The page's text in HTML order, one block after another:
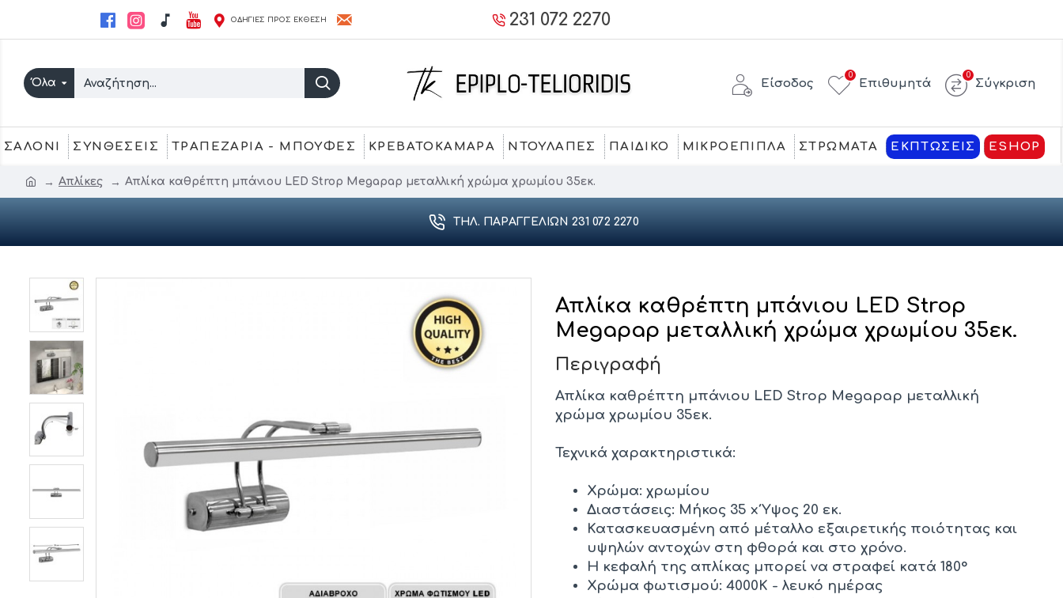
ΟΔΗΓΙΕΣ ΠΡΟΣ ΕΚΘΕΣΗ 231 072 2270
Όλα Είσοδος Επιθυμητά
0
Σύγκριση
0
ΣΑΛΟΝΙ ΣΥΝΘΕΣΕΙΣ ΤΡΑΠΕΖΑΡΙΑ - ΜΠΟΥΦΕΣ ΚΡΕΒΑΤΟΚΑΜΑΡΑ ΝΤΟΥΛΑΠΕΣ ΠΑΙΔΙΚΟ ΜΙΚΡΟΕΠΙΠΛΑ ΣΤΡΩΜΑΤΑ ΕΚΠΤΩΣΕΙΣ ESHOP
Απλίκες Απλίκα καθρέπτη μπάνιου LED Strop Megapap μεταλλική χρώμα χρωμίου 35εκ.
ΤΗΛ. ΠΑΡΑΓΓΕΛΙΏΝ 231 072 2270
Απλίκα καθρέπτη μπάνιου LED Strop
Megapap μεταλλική χρώμα χρωμίου 35εκ.
Περιγραφή
Απλίκα καθρέπτη μπάνιου LED Strop Megapap μεταλλική
χρώμα χρωμίου 35εκ.
Τεχνικά χαρακτηριστικά:
Χρώμα: χρωμίου
Διαστάσεις: Μήκος 35 x Ύψος 20 εκ.
Κατασκευασμένη από μέταλλο εξαιρετικής ποιότητας και
υψηλών αντοχών στη φθορά και στο χρόνο.
Η κεφαλή της απλίκας μπορεί να στραφεί κατά 180°
Χρώμα φωτισμού: 4000Κ - λευκό ημέρας